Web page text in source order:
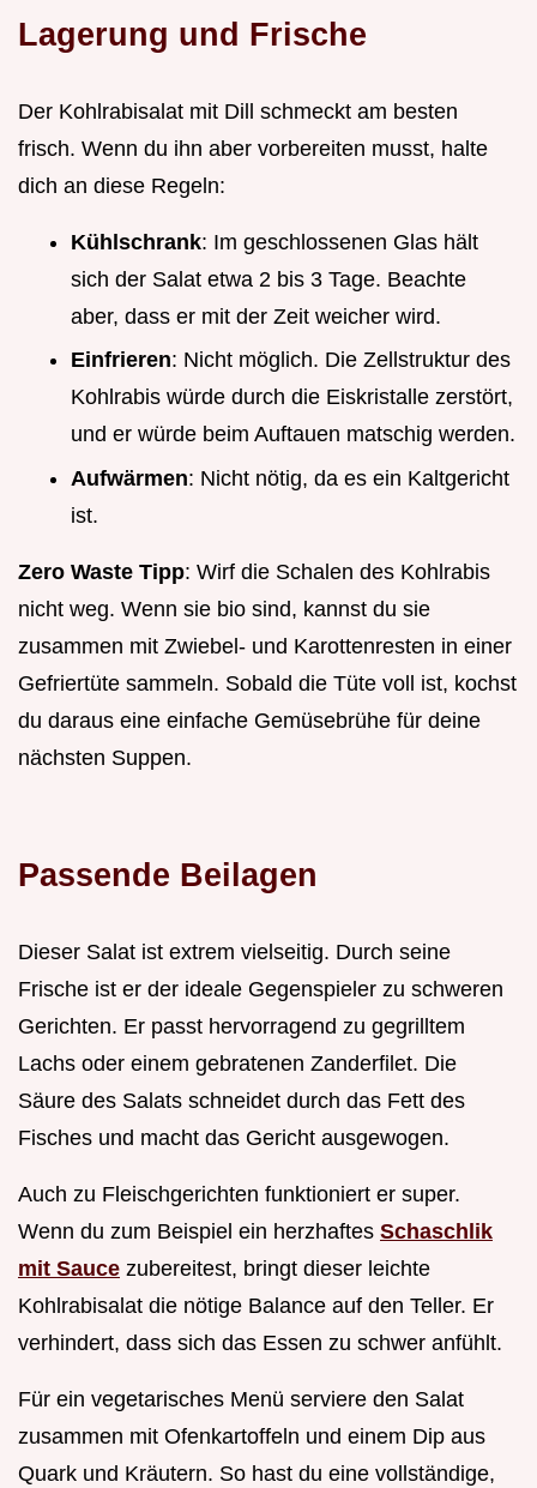
Lagerung und Frische
Der Kohlrabisalat mit Dill schmeckt am besten
frisch. Wenn du ihn aber vorbereiten musst, halte
dich an diese Regeln:
Kühlschrank: Im geschlossenen Glas hält
sich der Salat etwa 2 bis 3 Tage. Beachte
aber, dass er mit der Zeit weicher wird.
Einfrieren: Nicht möglich. Die Zellstruktur des
Kohlrabis würde durch die Eiskristalle zerstört,
und er würde beim Auftauen matschig werden.
Aufwärmen: Nicht nötig, da es ein Kaltgericht
ist.
Zero Waste Tipp: Wirf die Schalen des Kohlrabis
nicht weg. Wenn sie bio sind, kannst du sie
zusammen mit Zwiebel- und Karottenresten in einer
Gefriertüte sammeln. Sobald die Tüte voll ist, kochst
du daraus eine einfache Gemüsebrühe für deine
nächsten Suppen.
Passende Beilagen
Dieser Salat ist extrem vielseitig. Durch seine
Frische ist er der ideale Gegenspieler zu schweren
Gerichten. Er passt hervorragend zu gegrilltem
Lachs oder einem gebratenen Zanderfilet. Die
Säure des Salats schneidet durch das Fett des
Fisches und macht das Gericht ausgewogen.
Auch zu Fleischgerichten funktioniert er super.
Wenn du zum Beispiel ein herzhaftes Schaschlik
mit Sauce zubereitest, bringt dieser leichte
Kohlrabisalat die nötige Balance auf den Teller. Er
verhindert, dass sich das Essen zu schwer anfühlt.
Für ein vegetarisches Menü serviere den Salat
zusammen mit Ofenkartoffeln und einem Dip aus
Quark und Kräutern. So hast du eine vollständige,